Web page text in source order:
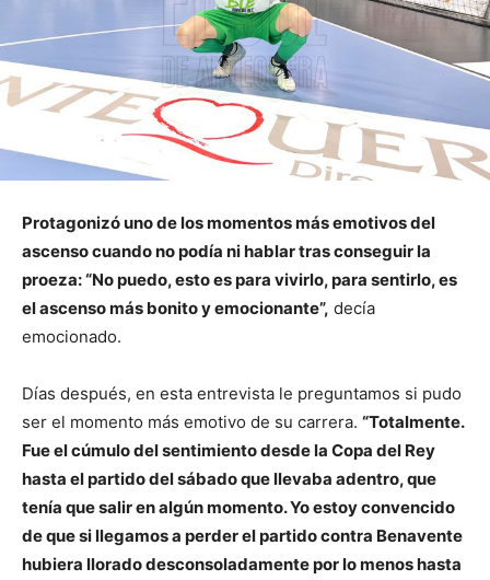
Protagonizó uno de los momentos más emotivos del
ascenso cuando no podía ni hablar tras conseguir la
proeza: “No puedo, esto es para vivirlo, para sentirlo, es
el ascenso más bonito y emocionante”, decía
emocionado.
Días después, en esta entrevista le preguntamos si pudo
ser el momento más emotivo de su carrera. “Totalmente.
Fue el cúmulo del sentimiento desde la Copa del Rey
hasta el partido del sábado que llevaba adentro, que
tenía que salir en algún momento. Yo estoy convencido
de que si llegamos a perder el partido contra Benavente
hubiera llorado desconsoladamente por lo menos hasta